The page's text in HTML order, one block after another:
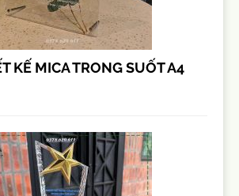
KẾ MICA TRONG SUỐT A4